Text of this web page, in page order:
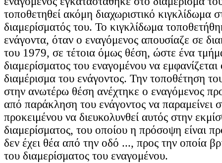
τοποθετηθεί ακόμη διαχωριστικό κιγκλίδωμα
διαμερίσματός του. Το κιγκλίδωμα
ενάγοντα, όταν ο εναγόμενος απουσίαζε σε
του 1979, σε τέτοια όμως θέση, ώστε ένα
διαμερίσματος του εναγομένου να εμφανίζεται
διαμέρισμα του ενάγοντος. Την τοποθέτηση
στην ανωτέρω θέση ανέχτηκε ο εναγόμενος
από παράκληση του ενάγοντος να παραμείνει
προκειμένου να διευκολυνθεί αυτός στην
διαμερίσματος, του οποίου η πρόσοψη είναι
δεν έχει θέα από την οδό ..., προς την οποία
του διαμερίσματος του εναγομένου.